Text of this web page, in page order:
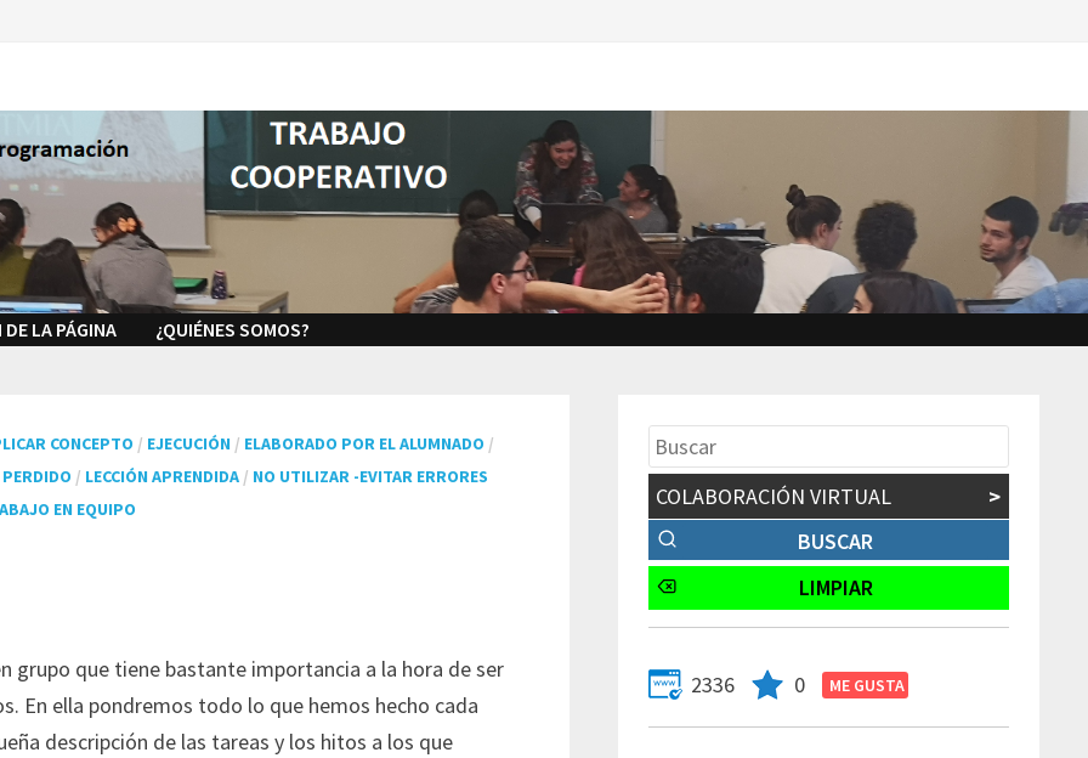
LA PÁGINA ¿QUIÉNES SOMOS?
CONCEPTO / EJECUCIÓN / ELABORADO POR EL ALUMNADO /
/ LECCIÓN APRENDIDA / NO UTILIZAR -EVITAR ERRORES
EN EQUIPO
grupo que tiene bastante importancia a la hora de ser
En ella pondremos todo lo que hemos hecho cada
descripción de las tareas y los hitos a los que
COLABORACIÓN VIRTUAL >
2336 0